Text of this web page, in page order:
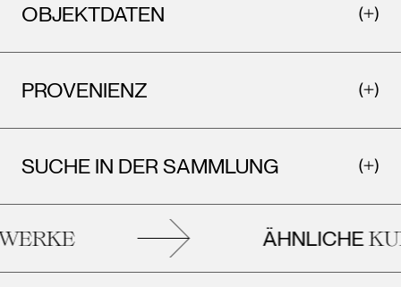
OBJEKTDATEN
PROVENIENZ
SUCHE IN DER SAMMLUNG
ÄHNLICHE